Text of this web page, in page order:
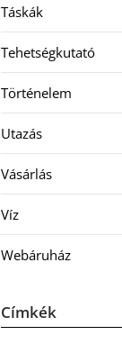
Táskák
Tehetségkutató
Történelem
Utazás
Vásárlás
Víz
Webáruház
Címkék